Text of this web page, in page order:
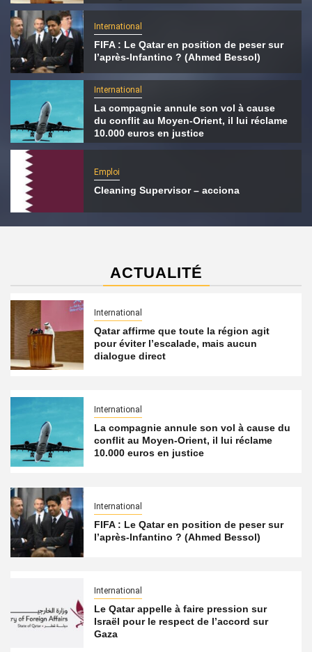
International
FIFA : Le Qatar en position de peser sur
l’après-Infantino ? (Ahmed Bessol)
International
La compagnie annule son vol à cause
du conflit au Moyen-Orient, il lui réclame
10.000 euros en justice
Emploi
Cleaning Supervisor – acciona
ACTUALITÉ
International
Qatar affirme que toute la région agit
pour éviter l’escalade, mais aucun
dialogue direct
International
La compagnie annule son vol à cause du
conflit au Moyen-Orient, il lui réclame
10.000 euros en justice
International
FIFA : Le Qatar en position de peser sur
l’après-Infantino ? (Ahmed Bessol)
International
Le Qatar appelle à faire pression sur
Israël pour le respect de l’accord sur
Gaza